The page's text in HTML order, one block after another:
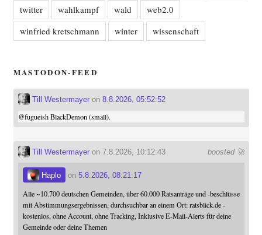
twitter
wahlkampf wald
web2.0
winfried kretschmann
winter wissenschaft
MASTODON-FEED
Till Westermayeron 8.8.2026, 05:52:52
@fugueishBlackDemon (small).
boosted 🚀
Till Westermayeron 7.8.2026, 10:12:43
Haplo on 5.8.2026, 08:21:17
Alle ~10.700 deutschen Gemeinden, über 60.000 Ratsanträge und -beschlüsse
mit Abstimmungsergebnissen, durchsuchbar an einem Ort: ratsblick.de -
kostenlos, ohne Account, ohne Tracking, Inklusive E-Mail-Alerts für deine
Gemeinde oder deine Themen